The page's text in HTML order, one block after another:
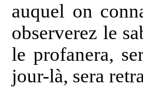
auquel on
observerez le
le profanera,
jour-là, sera